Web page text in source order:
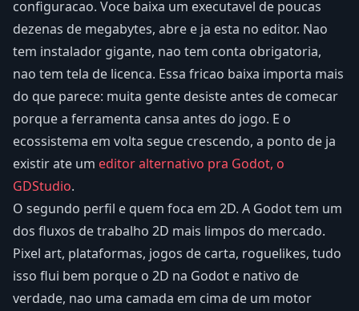
configuracao. Voce baixa um executavel de poucas
dezenas de megabytes, abre e ja esta no editor. Nao
tem instalador gigante, nao tem conta obrigatoria,
nao tem tela de licenca. Essa fricao baixa importa mais
do que parece: muita gente desiste antes de comecar
porque a ferramenta cansa antes do jogo. E o
ecossistema em volta segue crescendo, a ponto de ja
existir ate um editor alternativo pra Godot, o
GDStudio.
O segundo perfil e quem foca em 2D. A Godot tem um
dos fluxos de trabalho 2D mais limpos do mercado.
Pixel art, plataformas, jogos de carta, roguelikes, tudo
isso flui bem porque o 2D na Godot e nativo de
verdade, nao uma camada em cima de um motor